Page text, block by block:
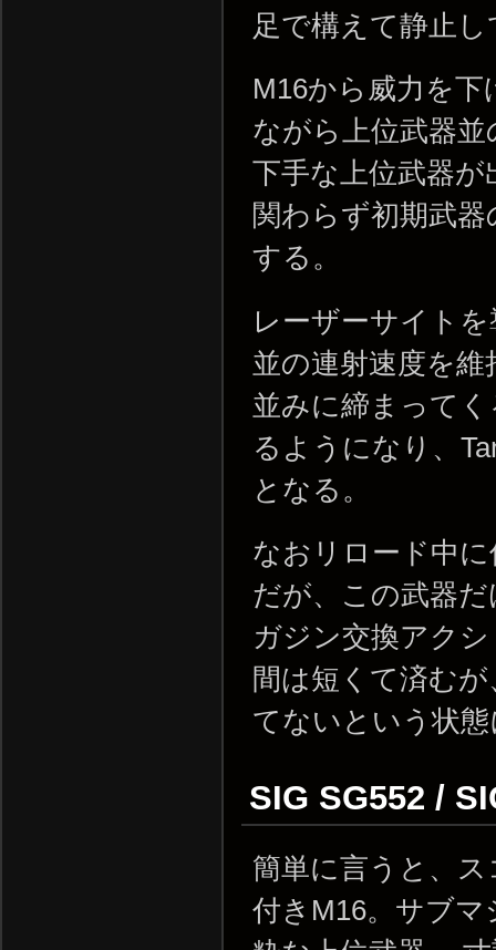
足で構えて静止
M16から威力を
ながら上位武器
下手な上位武器
関わらず初期武
する。
レーザーサイト
並の連射速度を
並みに締まって
るようになり、
となる。
なおリロード中
だが、この武器
ガジン交換アク
間は短くて済む
てないという状
SIG SG552 /
簡単に言うと、
付きM16。サブマ